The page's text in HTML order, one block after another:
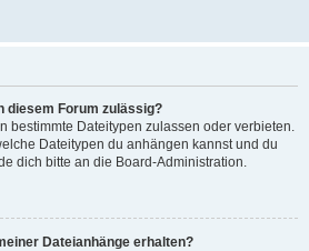
diesem Forum zulässig?
bestimmte Dateitypen zulassen oder verbieten.
Dateitypen du anhängen kannst und du
dich bitte an die Board-Administration.
Dateianhänge erhalten?